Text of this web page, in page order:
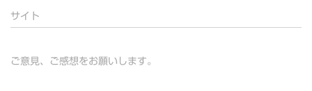
サイト
ご意見、ご感想をお願いします。